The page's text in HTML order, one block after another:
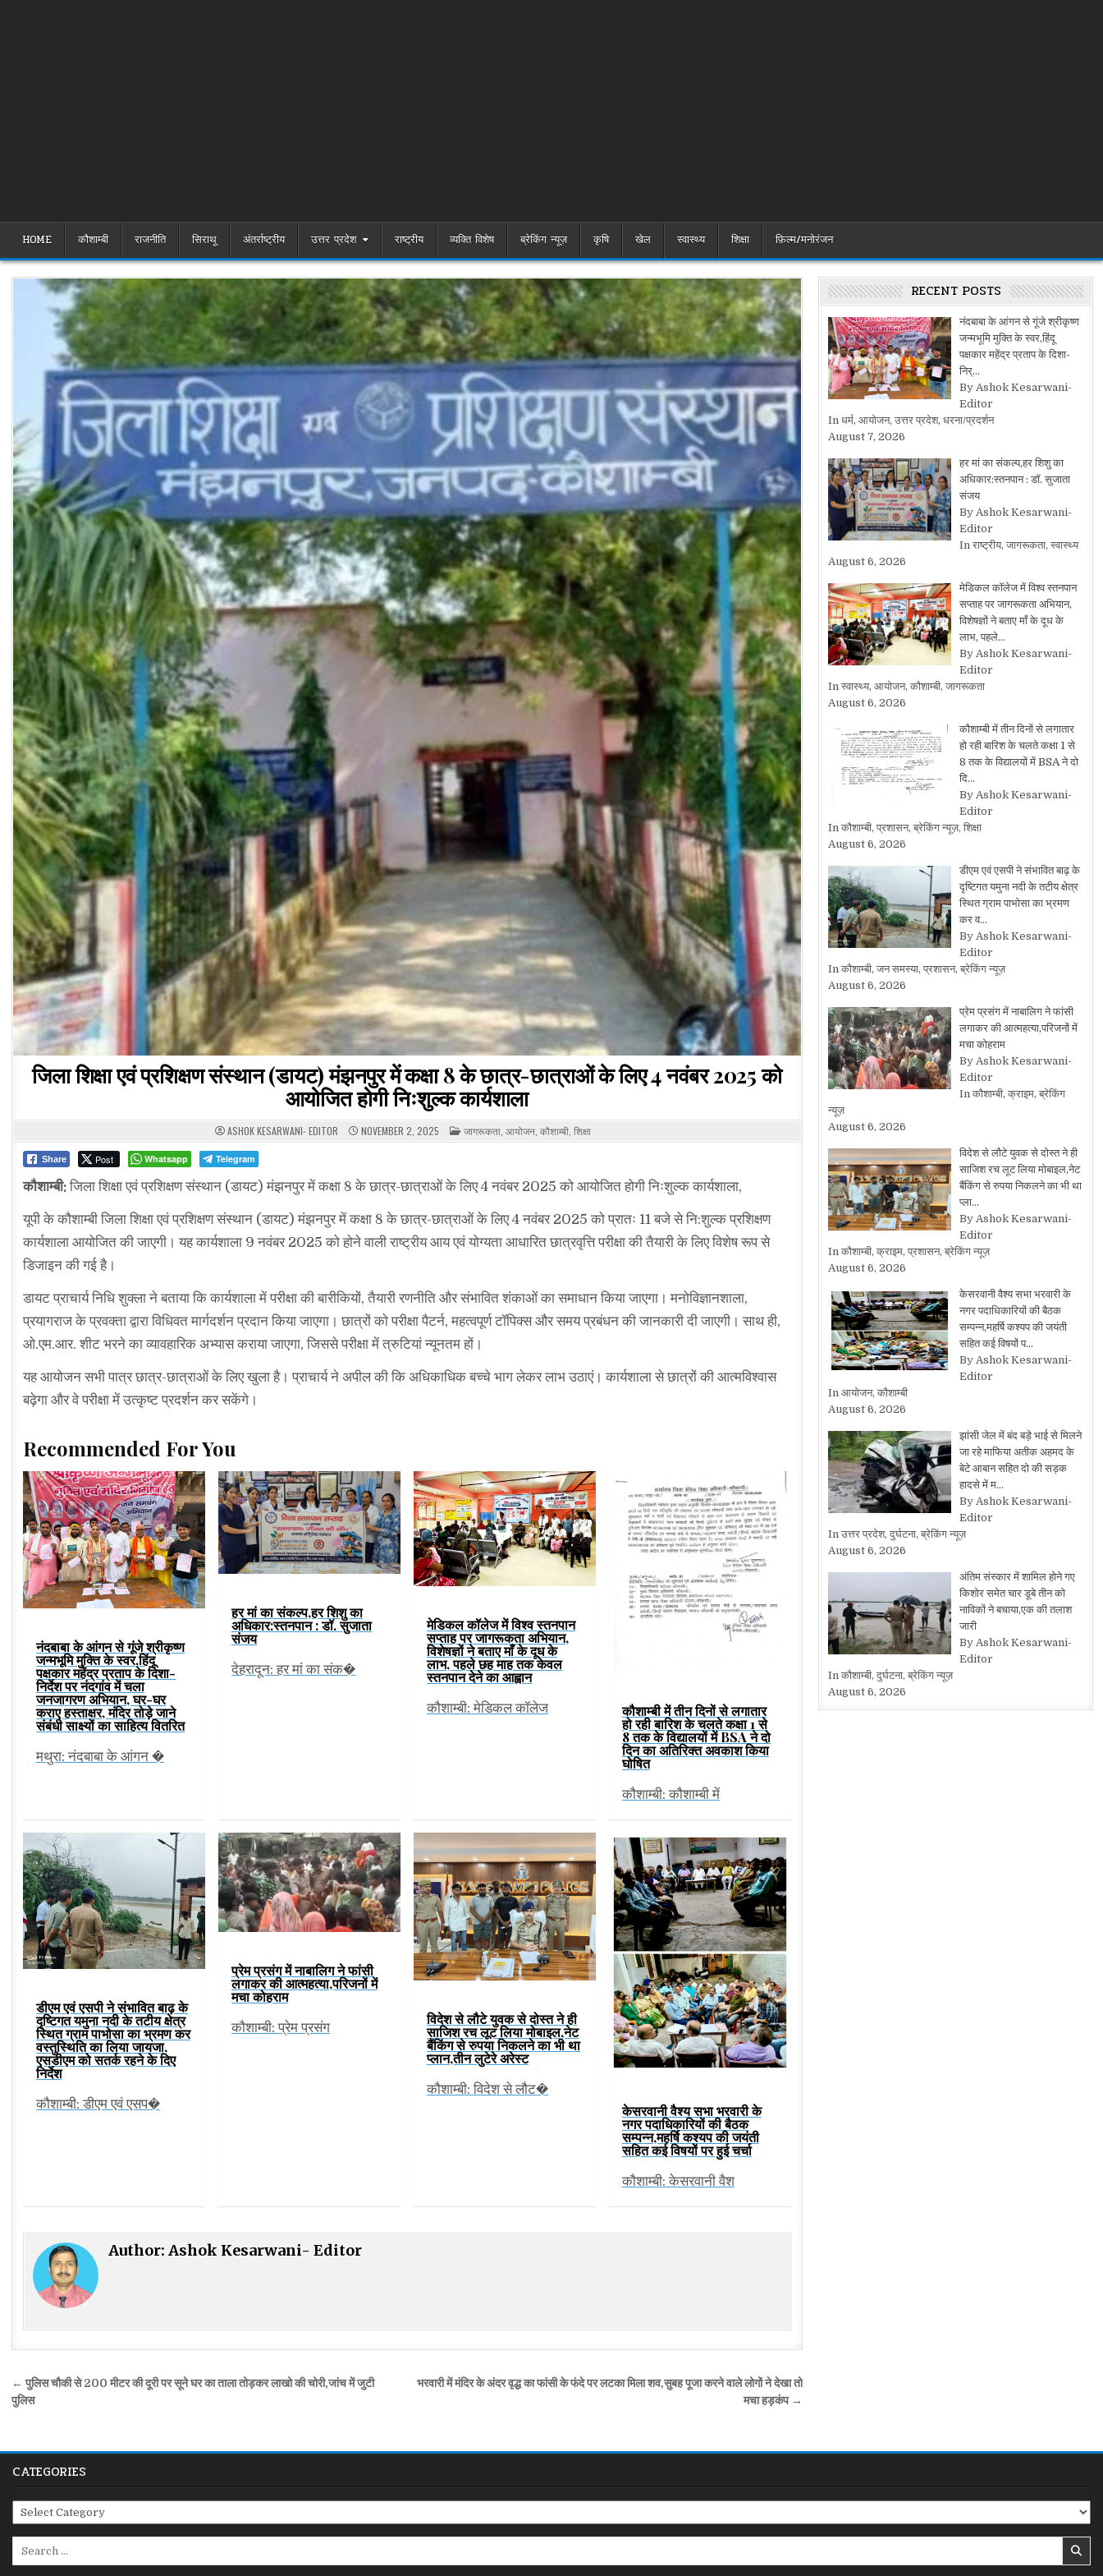
HOME कौशाम्बी राजनीति सिराथू अंतर्राष्ट्रीय उत्तर प्रदेश राष्ट्रीय व्यक्ति विशेष ब्रेकिंग न्यूज़ कृषि खेल स्वास्थ्य शिक्षा फ़िल्म/मनोरंजन
जिला शिक्षा एवं प्रशिक्षण संस्थान (डायट) मंझनपुर में कक्षा 8 के छात्र-छात्राओं के लिए 4 नवंबर 2025 को
आयोजित होगी निःशुल्क कार्यशाला
ASHOK KESARWANI- EDITOR NOVEMBER 2, 2025 POSTED
IN
जागरूकता आयोजन कौशाम्बी शिक्षा
Share Post Whatsapp Telegram
कौशाम्बी:जिला शिक्षा एवं प्रशिक्षण संस्थान (डायट) मंझनपुर में कक्षा 8 के छात्र-छात्राओं के लिए 4 नवंबर 2025 को आयोजित होगी निःशुल्क कार्यशाला,
यूपी के कौशाम्बी जिला शिक्षा एवं प्रशिक्षण संस्थान (डायट) मंझनपुर में कक्षा 8 के छात्र-छात्राओं के लिए 4 नवंबर 2025 को प्रातः 11 बजे से नि:शुल्क प्रशिक्षण
कार्यशाला आयोजित की जाएगी। यह कार्यशाला 9 नवंबर 2025 को होने वाली राष्ट्रीय आय एवं योग्यता आधारित छात्रवृत्ति परीक्षा की तैयारी के लिए विशेष रूप से
डिजाइन की गई है।
डायट प्राचार्य निधि शुक्ला ने बताया कि कार्यशाला में परीक्षा की बारीकियों, तैयारी रणनीति और संभावित शंकाओं का समाधान किया जाएगा। मनोविज्ञानशाला,
प्रयागराज के प्रवक्ता द्वारा विधिवत मार्गदर्शन प्रदान किया जाएगा। छात्रों को परीक्षा पैटर्न, महत्वपूर्ण टॉपिक्स और समय प्रबंधन की जानकारी दी जाएगी। साथ ही,
ओ.एम.आर. शीट भरने का व्यावहारिक अभ्यास कराया जाएगा, जिससे परीक्षा में त्रुटियां न्यूनतम हों।
यह आयोजन सभी पात्र छात्र-छात्राओं के लिए खुला है। प्राचार्य ने अपील की कि अधिकाधिक बच्चे भाग लेकर लाभ उठाएं। कार्यशाला से छात्रों की आत्मविश्वास
बढ़ेगा और वे परीक्षा में उत्कृष्ट प्रदर्शन कर सकेंगे।
Recommended For You
नंदबाबा के आंगन से गूंजे श्रीकृष्ण
जन्मभूमि मुक्ति के स्वर,हिंदू
पक्षकार महेंद्र प्रताप के दिशा-
निर्देश पर नंदगांव में चला
जनजागरण अभियान, घर-घर
कराए हस्ताक्षर, मंदिर तोड़े जाने
संबंधी साक्ष्यों का साहित्य वितरित
मथुरा: नंदबाबा के आंगन �
हर मां का संकल्प,हर शिशु का
अधिकार:स्तनपान : डॉ. सुजाता
संजय
देहरादून: हर मां का संक�
मेडिकल कॉलेज में विश्व स्तनपान
सप्ताह पर जागरूकता अभियान,
विशेषज्ञों ने बताए माँ के दूध के
लाभ, पहले छह माह तक केवल
स्तनपान देने का आह्वान
कौशाम्बी: मेडिकल कॉलेज कौशाम्बी में तीन दिनों से लगातार
हो रही बारिश के चलते कक्षा 1 से
8 तक के विद्यालयों में BSA ने दो
दिन का अतिरिक्त अवकाश किया
घोषित
कौशाम्बी: कौशाम्बी में
डीएम एवं एसपी ने संभावित बाढ़ के
दृष्टिगत यमुना नदी के तटीय क्षेत्र
स्थित ग्राम पाभोसा का भ्रमण कर
वस्तुस्थिति का लिया जायजा,
एसडीएम को सतर्क रहने के दिए
निर्देश
कौशाम्बी: डीएम एवं एसप�
प्रेम प्रसंग में नाबालिग ने फांसी
लगाकर की आत्महत्या,परिजनों में
मचा कोहराम
कौशाम्बी: प्रेम प्रसंग
विदेश से लौटे युवक से दोस्त ने ही
साजिश रच लूट लिया मोबाइल,नेट
बैंकिंग से रुपया निकलने का भी था
प्लान,तीन लुटेरे अरेस्ट
कौशाम्बी: विदेश से लौट�
केसरवानी वैश्य सभा भरवारी के
नगर पदाधिकारियों की बैठक
सम्पन्न,महर्षि कश्यप की जयंती
सहित कई विषयों पर हुई चर्चा
कौशाम्बी: केसरवानी वैश
Author:Ashok Kesarwani- Editor
Post
navigation
भरवारी में मंदिर के अंदर वृद्ध का फांसी के फंदे पर लटका मिला शव,सुबह पूजा करने वाले लोगों ने देखा तो
मचा हड़कंप →
← पुलिस चौकी से 200 मीटर की दूरी पर सूने घर का ताला तोड़कर लाखो की चोरी,जांच में जुटी
पुलिस
RECENT POSTS
नंदबाबा के आंगन से गूंजे श्रीकृष्ण
जन्मभूमि मुक्ति के स्वर,हिंदू
पक्षकार महेंद्र प्रताप के दिशा-
निर्…
By Ashok Kesarwani-
Editor
In धर्म, आयोजन, उत्तर प्रदेश, धरना/प्रदर्शन
August 7, 2026
हर मां का संकल्प,हर शिशु का
अधिकार:स्तनपान : डॉ. सुजाता
संजय
By Ashok Kesarwani-
Editor
In राष्ट्रीय, जागरूकता, स्वास्थ्य
August 6, 2026
मेडिकल कॉलेज में विश्व स्तनपान
सप्ताह पर जागरूकता अभियान,
विशेषज्ञों ने बताए माँ के दूध के
लाभ, पहले…
By Ashok Kesarwani-
Editor
In स्वास्थ्य, आयोजन, कौशाम्बी, जागरूकता
August 6, 2026
कौशाम्बी में तीन दिनों से लगातार
हो रही बारिश के चलते कक्षा 1 से
8 तक के विद्यालयों में BSA ने दो
दि…
By Ashok Kesarwani-
Editor
In कौशाम्बी, प्रशासन, ब्रेकिंग न्यूज़, शिक्षा
August 6, 2026
डीएम एवं एसपी ने संभावित बाढ़ के
दृष्टिगत यमुना नदी के तटीय क्षेत्र
स्थित ग्राम पाभोसा का भ्रमण
कर व…
By Ashok Kesarwani-
Editor
In कौशाम्बी, जन समस्या, प्रशासन, ब्रेकिंग न्यूज़
August 6, 2026
प्रेम प्रसंग में नाबालिग ने फांसी
लगाकर की आत्महत्या,परिजनों में
मचा कोहराम
By Ashok Kesarwani-
Editor
In कौशाम्बी, क्राइम, ब्रेकिंग
न्यूज़
August 6, 2026
विदेश से लौटे युवक से दोस्त ने ही
साजिश रच लूट लिया मोबाइल,नेट
बैंकिंग से रुपया निकलने का भी था
प्ला…
By Ashok Kesarwani-
Editor
In कौशाम्बी, क्राइम, प्रशासन, ब्रेकिंग न्यूज़
August 6, 2026
केसरवानी वैश्य सभा भरवारी के
नगर पदाधिकारियों की बैठक
सम्पन्न,महर्षि कश्यप की जयंती
सहित कई विषयों प…
By Ashok Kesarwani-
Editor
In आयोजन, कौशाम्बी
August 6, 2026
झांसी जेल में बंद बड़े भाई से मिलने
जा रहे माफिया अतीक अहमद के
बेटे आबान सहित दो की सड़क
हादसे में म…
By Ashok Kesarwani-
Editor
In उत्तर प्रदेश, दुर्घटना, ब्रेकिंग न्यूज़
August 6, 2026
अंतिम संस्कार में शामिल होने गए
किशोर समेत चार डूबे तीन को
नाविकों ने बचाया,एक की तलाश
जारी
By Ashok Kesarwani-
Editor
In कौशाम्बी, दुर्घटना, ब्रेकिंग न्यूज़
August 6, 2026
CATEGORIES
Categories